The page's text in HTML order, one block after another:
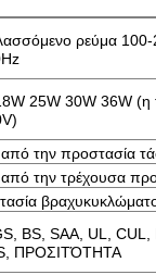
ρεύμα
25W 30W 36W (η
την προστασία
την τρέχουσα
BS, SAA, UL, CUL,
ΠΡΟΣΙΤΌΤΗΤΑ